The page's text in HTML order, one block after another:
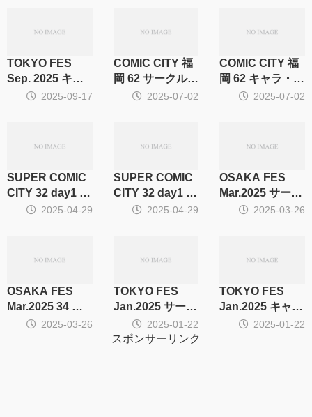
TOKYO FES
Sep. 2025 キャ
ラ・CP別集計
2025-09-17
COMIC CITY 福
岡 62 サークル集
2025-07-02
COMIC CITY 福
岡 62 キャラ・
CP別集計2025-07-02
SUPER COMIC
CITY 32 day1 サ
ークル集計2025-04-29
SUPER COMIC
CITY 32 day1 キ
ャラ・CP別集計
2025-04-29
OSAKA FES
Mar.2025 サーク
ル集計 2025-03-26
OSAKA FES
Mar.2025 34 キ
ャラ・CP別集計
2025-03-26
TOKYO FES
Jan.2025 サーク
ル集計 2025-01-22
TOKYO FES
Jan.2025 キャ
ラ・CP別集計
2025-01-22
スポンサーリンク